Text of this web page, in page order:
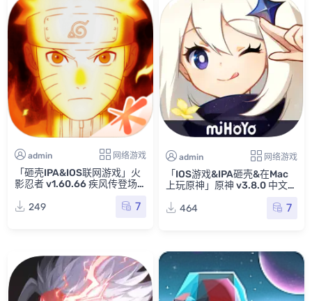
admin 网络游戏
「砸壳IPA&IOS联网游戏」火
影忍者 v1.60.66 疾风传登场
249
7
admin 网络游戏
「IOS游戏&IPA砸壳&在Mac
上玩原神」原神 v3.8.0 中文版
464
7